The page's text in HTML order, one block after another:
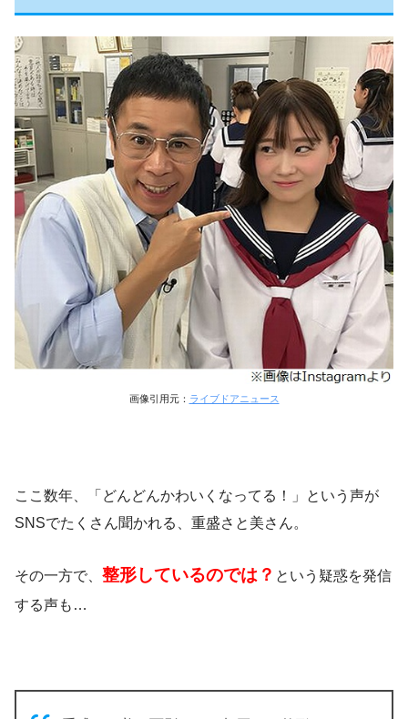
画像引用元： ライブドアニュース
ここ数年、「どんどんかわいくなってる！」という声が
SNSでたくさん聞かれる、重盛さと美さん。
その一方で、 整形しているのでは？ という疑惑を発信
する声も…